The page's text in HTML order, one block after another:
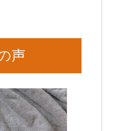
声